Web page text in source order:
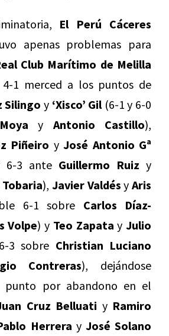
El Perú Cáceres
apenas problemas para
Club Marítimo de Melilla
1 merced a los puntos de
Silingo y‘Xisco’ Gil (6-1 y 6-0
y Antonio Castillo),
Piñeiro y José Antonio Gª
6-3 ante Guillermo Ruiz y
),Javier Valdés yAris
6-1 sobre Carlos Díaz-
Volpe) y Teo Zapata y Julio
3 sobre Christian Luciano
Contreras), dejándose
punto por abandono en el
Cruz Belluati y Ramiro
Herrera y José Solano